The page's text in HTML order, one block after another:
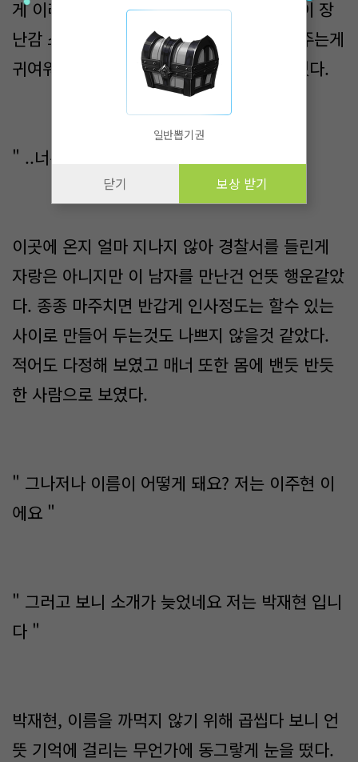
게 이리 저리 바쁘게 손을 움직이더니 어린이 장
난감 스티커 같은 커다란 밴드를 손에 붙여주는게
귀여워 웃음을 참지 못하고 미소를 지어버렸다.
" ..너무 귀엽네요 "
이곳에 온지 얼마 지나지 않아 경찰서를 들린게
자랑은 아니지만 이 남자를 만난건 언뜻 행운같았
다. 종종 마주치면 반갑게 인사정도는 할수 있는
사이로 만들어 두는것도 나쁘지 않을것 같았다.
적어도 다정해 보였고 매너 또한 몸에 밴듯 반듯
한 사람으로 보였다.
" 그나저나 이름이 어떻게 돼요? 저는 이주현 이
에요 "
" 그러고 보니 소개가 늦었네요 저는 박재현 입니
다 "
박재현, 이름을 까먹지 않기 위해 곱씹다 보니 언
뜻 기억에 걸리는 무언가에 동그랗게 눈을 떴다.
일반뽑기권
닫기 보상 받기